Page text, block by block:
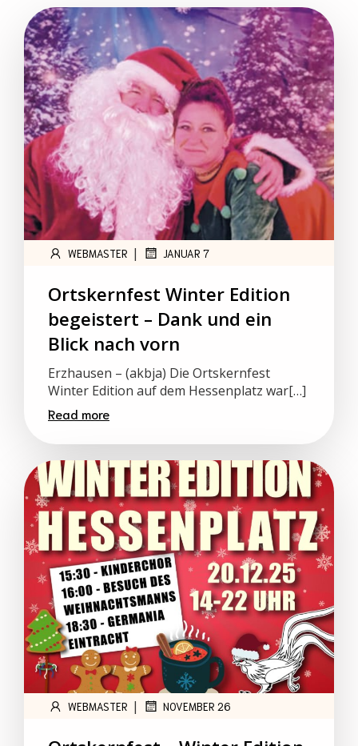
WEBMASTER | JANUAR 7
Ortskernfest Winter Edition
begeistert – Dank und ein
Blick nach vorn
Erzhausen – (akbja) Die Ortskernfest
Winter Edition auf dem Hessenplatz war[…]
Read more
WEBMASTER | NOVEMBER 26